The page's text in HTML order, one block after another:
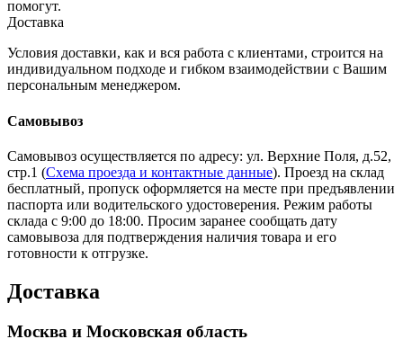
помогут.
Доставка
Условия доставки, как и вся работа с клиентами, строится на
индивидуальном подходе и гибком взаимодействии с Вашим
персональным менеджером.
Самовывоз
Самовывоз осуществляется по адресу: ул. Верхние Поля, д.52,
стр.1 (Схема проезда и контактные данные). Проезд на склад
бесплатный, пропуск оформляется на месте при предъявлении
паспорта или водительского удостоверения. Режим работы
склада с 9:00 до 18:00. Просим заранее сообщать дату
самовывоза для подтверждения наличия товара и его
готовности к отгрузке.
Доставка
Москва и Московская область